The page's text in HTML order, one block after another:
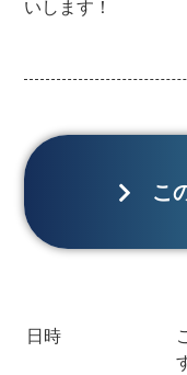
いします！
こ
日時